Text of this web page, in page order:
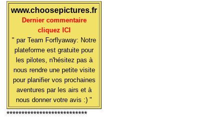
www.choosepictures.fr
Dernier commentaire
cliquez ICI
" par Team Forflyaway: Notre
plateforme est gratuite pour
les pilotes, n'hésitez pas à
nous rendre une petite visite
pour planifier vos prochaines
aventures par les airs et à
nous donner votre avis :) "
***************************